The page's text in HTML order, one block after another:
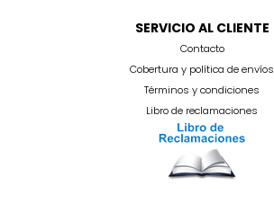
SERVICIO AL CLIENTE
Contacto
Cobertura y política de envíos
Términos y condiciones
Libro de reclamaciones